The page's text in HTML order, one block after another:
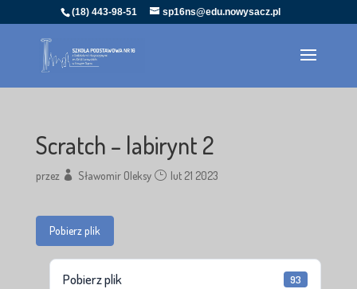
(18) 443-98-51 sp16ns@edu.nowysacz.pl
Scratch – labirynt 2
przez Sławomir Oleksy lut 21 2023
Pobierz plik
Pobierz plik 93